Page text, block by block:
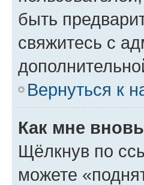
быть
свяжитесь с
Вернуться к
Как мне
Щёлкнув по
можете